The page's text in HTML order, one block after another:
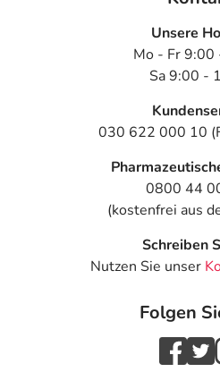
Unsere
Mo - Fr
Sa 9:00 -
030 622 000 10
0800 44
(kostenfrei aus
Schreiben
Nutzen Sie unser
Folgen